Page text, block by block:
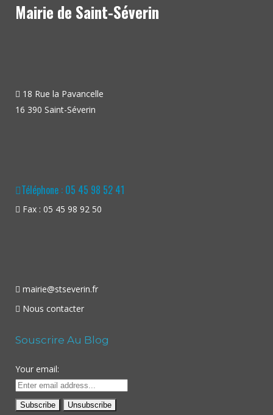
Mairie de Saint-Séverin
18 Rue la Pavancelle
16 390 Saint-Séverin
Téléphone : 05 45 98 52 41
Fax : 05 45 98 92 50
mairie@stseverin.fr
Nous contacter
Souscrire Au Blog
Your email: